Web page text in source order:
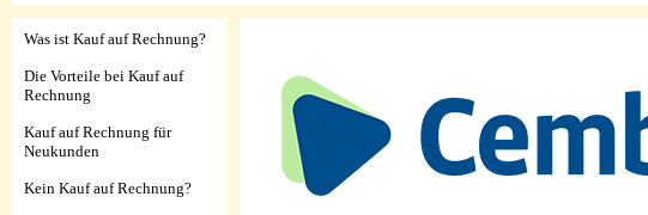
Was ist Kauf auf Rechnung?
Die Vorteile bei Kauf auf
Rechnung
Kauf auf Rechnung für
Neukunden
Kein Kauf auf Rechnung?